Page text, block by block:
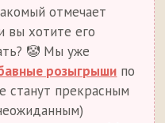
отмечает
вы хотите его
🤡 Мы уже
розыгрыши по
станут прекрасным